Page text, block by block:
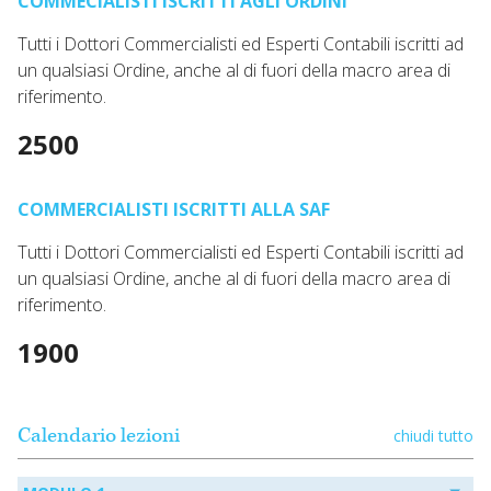
Tutti i Dottori Commercialisti ed Esperti Contabili iscritti ad
un qualsiasi Ordine, anche al di fuori della macro area di
riferimento.
2500
COMMERCIALISTI ISCRITTI ALLA SAF
Tutti i Dottori Commercialisti ed Esperti Contabili iscritti ad
un qualsiasi Ordine, anche al di fuori della macro area di
riferimento.
1900
Calendario lezioni chiudi tutto